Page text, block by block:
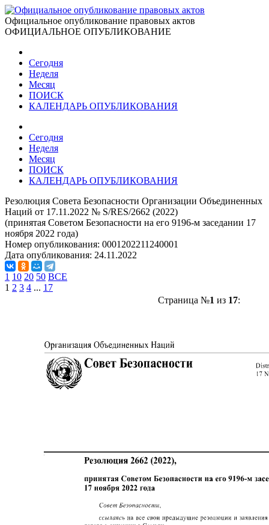
Официальное опубликование правовых актов
ОФИЦИАЛЬНОЕ ОПУБЛИКОВАНИЕ
Сегодня
Неделя
Месяц
ПОИСК
КАЛЕНДАРЬ ОПУБЛИКОВАНИЯ
Сегодня
Неделя
Месяц
ПОИСК
КАЛЕНДАРЬ ОПУБЛИКОВАНИЯ
Резолюция Совета Безопасности Организации Объединенных
Наций от 17.11.2022 № S/RES/2662 (2022)
(принятая Советом Безопасности на его 9196-м заседании 17
ноября 2022 года)
Номер опубликования: 0001202211240001
Дата опубликования: 24.11.2022
1 10 20 50 ВСЕ
1 2 3 4 ... 17
Страница №1 из 17: